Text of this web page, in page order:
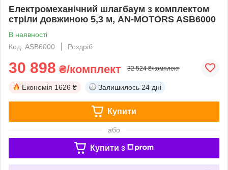
Електромеханічний шлагбаум з комплектом
стріли довжиною 5,3 м, AN-MOTORS ASB6000
В наявності
Код: ASB6000
Роздріб
30 898 ₴/комплект 32 524 ₴/комплект
Економія 1626 ₴ Залишилось 24 дні
Купити
або
Купити з